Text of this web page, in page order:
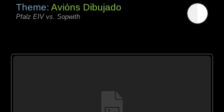
Theme:Avións Dibujado
Pfalz EIV vs. Sopwith